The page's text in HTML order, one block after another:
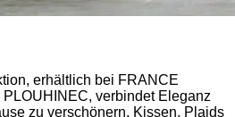
erhältlich bei FRANCE
verbindet Eleganz
zu verschönern. Kissen, Plaids